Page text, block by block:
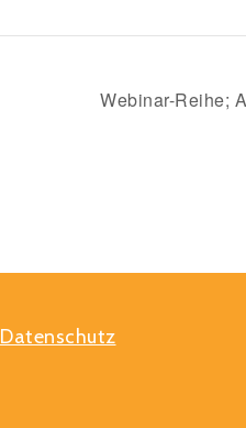
Webinar-Reihe;
Datenschutz